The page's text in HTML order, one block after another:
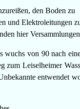
den Boden zu
und Elektroleitungen
hier
von 90 nach
Leiselheimer
entwendet